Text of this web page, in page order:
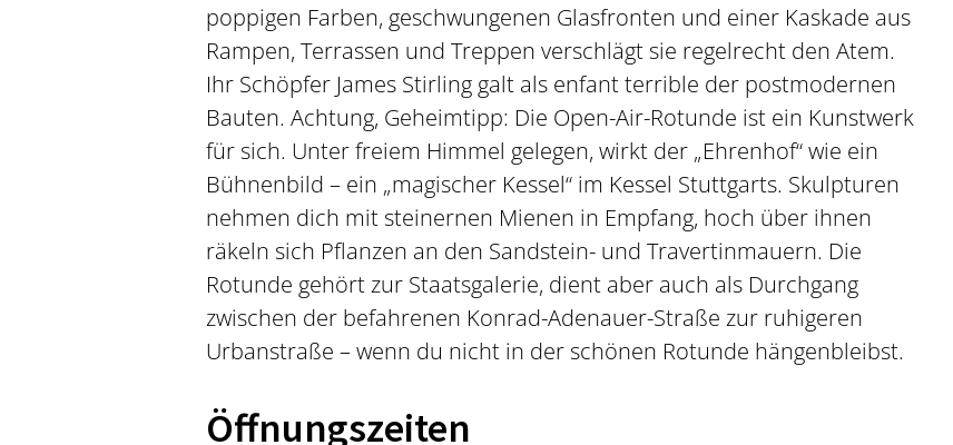
poppigen Farben, geschwungenen Glasfronten und einer Kaskade aus
Rampen, Terrassen und Treppen verschlägt sie regelrecht den Atem.
Ihr Schöpfer James Stirling galt als enfant terrible der postmodernen
Bauten. Achtung, Geheimtipp: Die Open-Air-Rotunde ist ein Kunstwerk
für sich. Unter freiem Himmel gelegen, wirkt der „Ehrenhof“ wie ein
Bühnenbild – ein „magischer Kessel“ im Kessel Stuttgarts. Skulpturen
nehmen dich mit steinernen Mienen in Empfang, hoch über ihnen
räkeln sich Pflanzen an den Sandstein- und Travertinmauern. Die
Rotunde gehört zur Staatsgalerie, dient aber auch als Durchgang
zwischen der befahrenen Konrad-Adenauer-Straße zur ruhigeren
Urbanstraße – wenn du nicht in der schönen Rotunde hängenbleibst.
Öffnungszeiten